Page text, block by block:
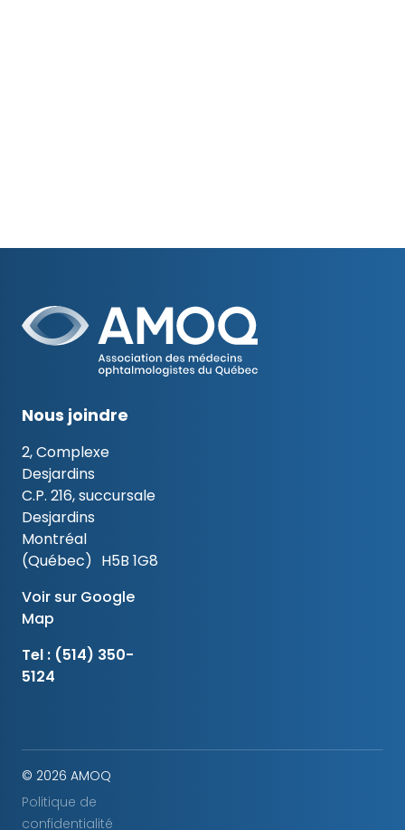
Nous joindre
2, Complexe
Desjardins
C.P. 216, succursale
Desjardins
Montréal
(Québec) H5B 1G8
Voir sur Google
Map
Tel : (514) 350-
5124
© 2026 AMOQ
Politique de
confidentialité